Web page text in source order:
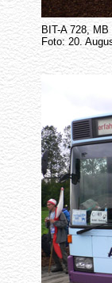
BIT-A 728,
Foto: 20.